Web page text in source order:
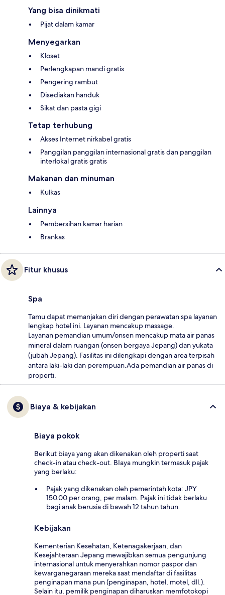
Yang bisa dinikmati
Pijat dalam kamar
Menyegarkan
Kloset
Perlengkapan mandi gratis
Pengering rambut
Disediakan handuk
Sikat dan pasta gigi
Tetap terhubung
Akses Internet nirkabel gratis
Panggilan panggilan internasional gratis dan panggilan
interlokal gratis gratis
Makanan dan minuman
Kulkas
Lainnya
Pembersihan kamar harian
Brankas
Fitur khusus
Spa
Tamu dapat memanjakan diri dengan perawatan spa layanan
lengkap hotel ini. Layanan mencakup massage.
Layanan pemandian umum/onsen mencakup mata air panas
mineral dalam ruangan (onsen bergaya Jepang) dan yukata
(jubah Jepang). Fasilitas ini dilengkapi dengan area terpisah
antara laki-laki dan perempuan.Ada pemandian air panas di
properti.
Biaya & kebijakan
Biaya pokok
Berikut biaya yang akan dikenakan oleh properti saat
check-in atau check-out. BIaya mungkin termasuk pajak
yang berlaku:
Pajak yang dikenakan oleh pemerintah kota: JPY
150.00 per orang, per malam. Pajak ini tidak berlaku
bagi anak berusia di bawah 12 tahun tahun.
Kebijakan
Kementerian Kesehatan, Ketenagakerjaan, dan
Kesejahteraan Jepang mewajibkan semua pengunjung
internasional untuk menyerahkan nomor paspor dan
kewarganegaraan mereka saat mendaftar di fasilitas
penginapan mana pun (penginapan, hotel, motel, dll.).
Selain itu, pemilik penginapan diharuskan memfotokopi